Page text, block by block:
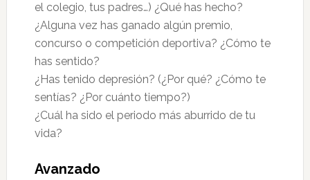
el colegio, tus padres…) ¿Qué has hecho?
¿Alguna vez has ganado algún premio,
concurso o competición deportiva? ¿Cómo te
has sentido?
¿Has tenido depresión? (¿Por qué? ¿Cómo te
sentías? ¿Por cuánto tiempo?)
¿Cuál ha sido el periodo más aburrido de tu
vida?
Avanzado